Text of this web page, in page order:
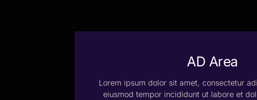
AD Area
Lorem ipsum dolor sit amet, consectetur
eiusmod tempor incididunt ut labore et